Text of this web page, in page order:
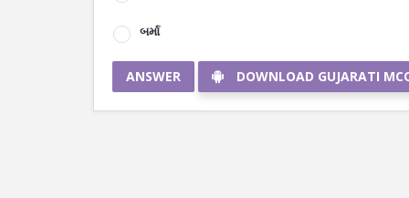
બર્મા
ANSWER DOWNLOAD GUJARATI